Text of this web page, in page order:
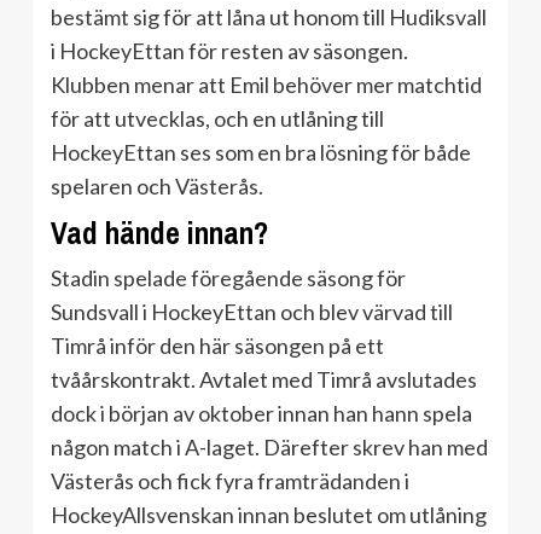
bestämt sig för att låna ut honom till Hudiksvall
i HockeyEttan för resten av säsongen.
Klubben menar att Emil behöver mer matchtid
för att utvecklas, och en utlåning till
HockeyEttan ses som en bra lösning för både
spelaren och Västerås.
Vad hände innan?
Stadin spelade föregående säsong för
Sundsvall i HockeyEttan och blev värvad till
Timrå inför den här säsongen på ett
tvåårskontrakt. Avtalet med Timrå avslutades
dock i början av oktober innan han hann spela
någon match i A-laget. Därefter skrev han med
Västerås och fick fyra framträdanden i
HockeyAllsvenskan innan beslutet om utlåning